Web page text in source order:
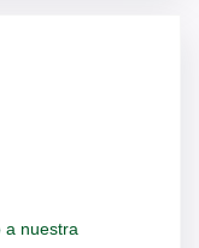
a nuestra